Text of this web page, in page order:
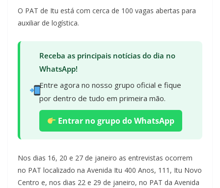
O PAT de Itu está com cerca de 100 vagas abertas para
auxiliar de logística.
Receba as principais notícias do dia no
WhatsApp!
Entre agora no nosso grupo oficial e fique
por dentro de tudo em primeira mão.
Entrar no grupo do WhatsApp
Nos dias 16, 20 e 27 de janeiro as entrevistas ocorrem
no PAT localizado na Avenida Itu 400 Anos, 111, Itu Novo
Centro e, nos dias 22 e 29 de janeiro, no PAT da Avenida